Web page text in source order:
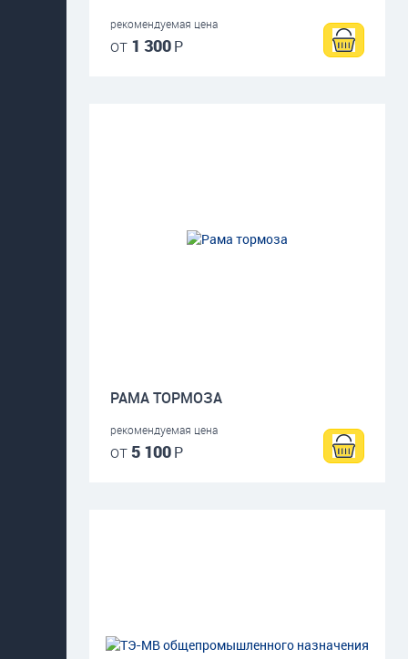
рекомендуемая цена
от 1 300Р
РАМА ТОРМОЗА
рекомендуемая цена
от 5 100Р